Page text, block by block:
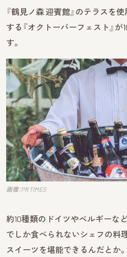
『鶴見ノ森 迎賓館』のテラスを
する『オクトーバーフェスト』が
す。
画像：PR TIMES
約10種類のドイツやベルギーな
でしか食べられないシェフの料
スイーツを堪能できるんだとか。